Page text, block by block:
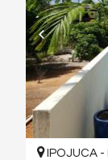
IPOJUCA -